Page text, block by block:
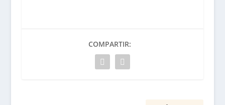
COMPARTIR: